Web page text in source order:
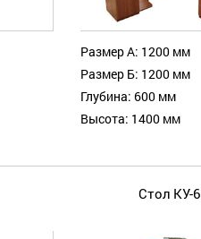
Размер А: 1200 мм
Размер Б: 1200 мм
Глубина: 600 мм
Высота: 1400 мм
Стол КУ-6